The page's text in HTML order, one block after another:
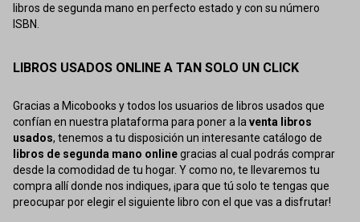
libros de segunda mano en perfecto estado y con su número
ISBN.
LIBROS USADOS ONLINE A TAN SOLO UN CLICK
Gracias a Micobooks y todos los usuarios de libros usados que
confían en nuestra plataforma para poner a laventa libros
usados, tenemos a tu disposición un interesante catálogo de
libros de segunda mano onlinegracias al cual podrás comprar
desde la comodidad de tu hogar. Y como no, te llevaremos tu
compra allí donde nos indiques, ¡para que tú solo te tengas que
preocupar por elegir el siguiente libro con el que vas a disfrutar!